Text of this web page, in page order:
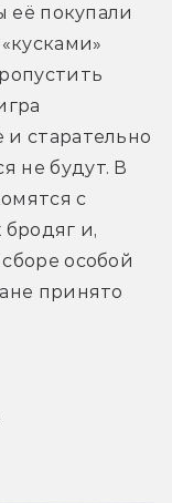
её покупали
и старательно
не будут. В
с
и,
особой
принято